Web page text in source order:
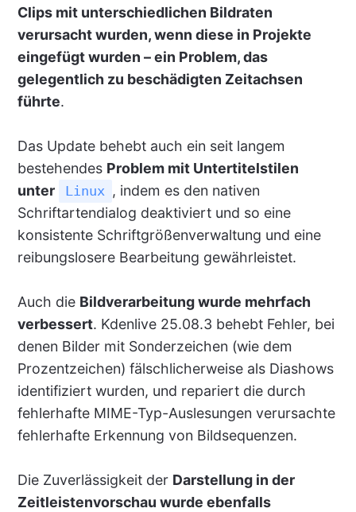
Clips mit unterschiedlichen Bildraten
verursacht wurden, wenn diese in Projekte
eingefügt wurden – ein Problem, das
gelegentlich zu beschädigten Zeitachsen
führte.
Das Update behebt auch ein seit langem
bestehendes Problem mit Untertitelstilen
unter
Linux , indem es den nativen
Schriftartendialog deaktiviert und so eine
konsistente Schriftgrößenverwaltung und eine
reibungslosere Bearbeitung gewährleistet.
Auch die Bildverarbeitung wurde mehrfach
verbessert. Kdenlive 25.08.3 behebt Fehler, bei
denen Bilder mit Sonderzeichen (wie dem
Prozentzeichen) fälschlicherweise als Diashows
identifiziert wurden, und repariert die durch
fehlerhafte MIME-Typ-Auslesungen verursachte
fehlerhafte Erkennung von Bildsequenzen.
Die Zuverlässigkeit der Darstellung in der
Zeitleistenvorschau wurde ebenfalls